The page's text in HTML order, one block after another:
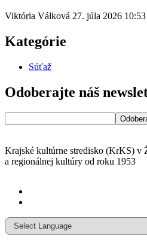
Viktória Válková 27. júla 2026 10:53
Kategórie
Súťaž
Odoberajte náš
Krajské kultúrne stredisko (KrKS) v
a regionálnej kultúry od roku 1953